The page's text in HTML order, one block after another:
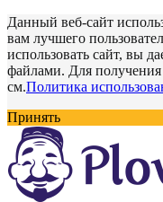
Данный веб-сайт
вам лучшего
использовать сайт, вы
файлами. Для
см.Политика
Принять